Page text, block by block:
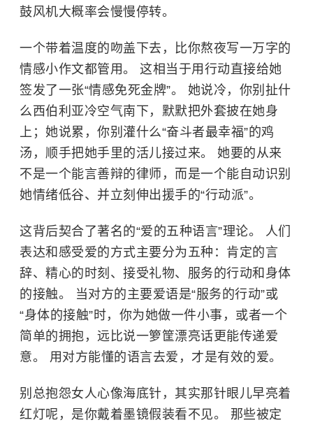
鼓风机大概率会慢慢停转。
一个带着温度的吻盖下去，比你熬夜写一万字的
情感小作文都管用。 这相当于用行动直接给她
签发了一张“情感免死金牌”。 她说冷，你别扯什
么西伯利亚冷空气南下，默默把外套披在她身
上；她说累，你别灌什么“奋斗者最幸福”的鸡
汤，顺手把她手里的活儿接过来。 她要的从来
不是一个能言善辩的律师，而是一个能自动识别
她情绪低谷、并立刻伸出援手的“行动派”。
这背后契合了著名的“爱的五种语言”理论。 人们
表达和感受爱的方式主要分为五种：肯定的言
辞、精心的时刻、接受礼物、服务的行动和身体
的接触。 当对方的主要爱语是“服务的行动”或
“身体的接触”时，你为她做一件小事，或者一个
简单的拥抱，远比说一箩筐漂亮话更能传递爱
意。 用对方能懂的语言去爱，才是有效的爱。
别总抱怨女人心像海底针，其实那针眼儿早亮着
红灯呢，是你戴着墨镜假装看不见。 那些被定